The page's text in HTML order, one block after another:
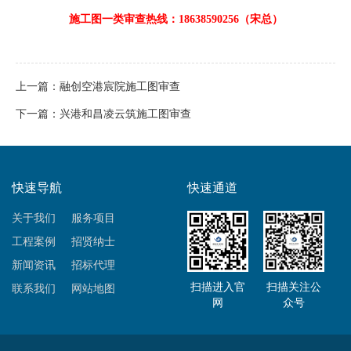
施工图一类审查热线：18638590256（宋总）
上一篇： 融创空港宸院施工图审查
下一篇： 兴港和昌凌云筑施工图审查
快速导航
关于我们
服务项目
工程案例
招贤纳士
新闻资讯
招标代理
联系我们
网站地图
快速通道
扫描进入官
网
扫描关注公
众号